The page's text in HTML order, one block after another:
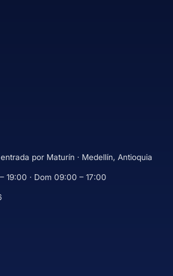
por Maturín · Medellín, Antioquia
19:00 · Dom 09:00 – 17:00